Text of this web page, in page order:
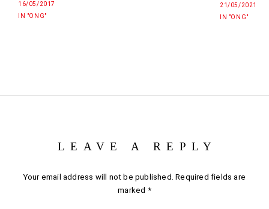
16/05/2017
IN "ONG"
21/05/2021
IN "ONG"
LEAVE A REPLY
Your email address will not be published. Required fields are
marked *